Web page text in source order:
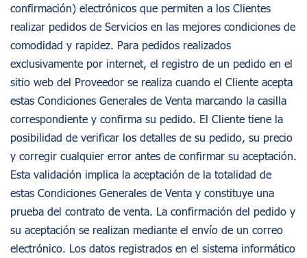
confirmación) electrónicos que permiten a los Clientes
realizar pedidos de Servicios en las mejores condiciones de
comodidad y rapidez. Para pedidos realizados
exclusivamente por internet, el registro de un pedido en el
sitio web del Proveedor se realiza cuando el Cliente acepta
estas Condiciones Generales de Venta marcando la casilla
correspondiente y confirma su pedido. El Cliente tiene la
posibilidad de verificar los detalles de su pedido, su precio
y corregir cualquier error antes de confirmar su aceptación.
Esta validación implica la aceptación de la totalidad de
estas Condiciones Generales de Venta y constituye una
prueba del contrato de venta. La confirmación del pedido y
su aceptación se realizan mediante el envío de un correo
electrónico. Los datos registrados en el sistema informático